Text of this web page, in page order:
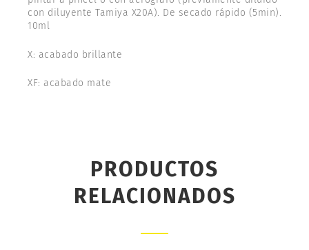
con diluyente Tamiya X20A). De secado rápido (5min).
10ml
X: acabado brillante
XF: acabado mate
PRODUCTOS
RELACIONADOS